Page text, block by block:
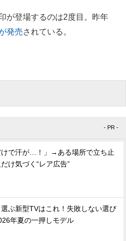
が登場するのは2度目。昨年
発売されている。
- PR -
けで汗が…！」→ある場所で立ち止
け気づく“レア広告”
ぶ新型TVはこれ！失敗しない選び
年夏の一押しモデル